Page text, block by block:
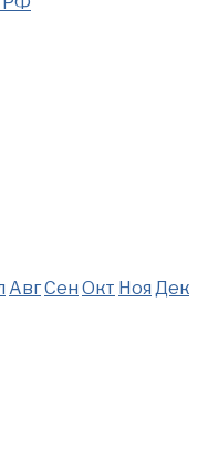
АвгСен Окт Ноя Дек